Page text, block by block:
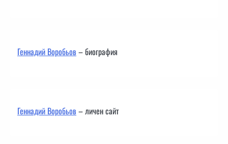
Геннадий Воробьов– биография
Геннадий Воробьов– личен сайт